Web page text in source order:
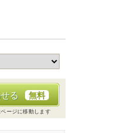
る 無料
ージに移動します